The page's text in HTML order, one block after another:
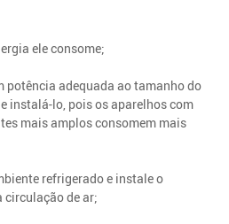
ele consome;
potência adequada ao tamanho do
instalá-lo, pois os aparelhos com
mais amplos consomem mais
refrigerado e instale o
circulação de ar;